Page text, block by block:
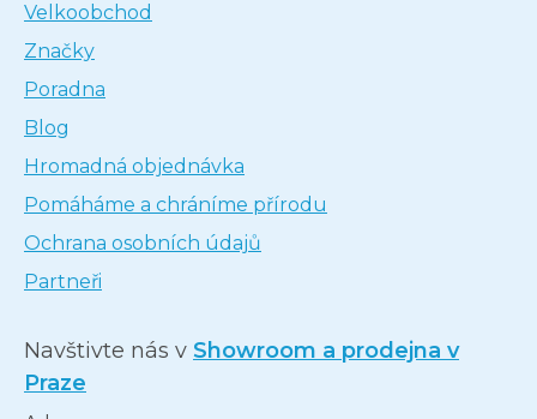
Velkoobchod
Značky
Poradna
Blog
Hromadná objednávka
Pomáháme a chráníme přírodu
Ochrana osobních údajů
Partneři
Navštivte nás v Showroom a prodejna v
Praze